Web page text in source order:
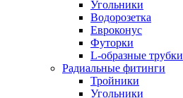
Угольники
Водорозетка
Евроконус
Футорки
L-образные трубки
Радиальные фитинги
Тройники
Угольники